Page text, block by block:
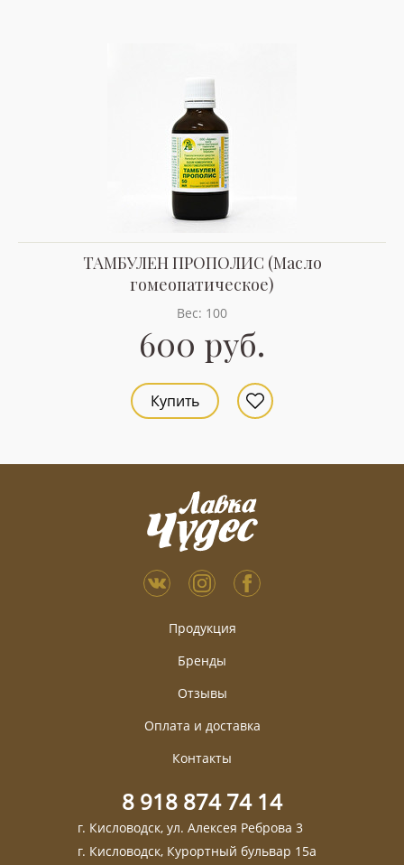
ТАМБУЛЕН ПРОПОЛИС (Масло
гомеопатическое)
Вес: 100
600 руб.
Купить
Продукция
Бренды
Отзывы
Оплата и доставка
Контакты
8 918 874 74 14
г. Кисловодск, ул. Алексея Реброва 3
г. Кисловодск, Курортный бульвар 15а